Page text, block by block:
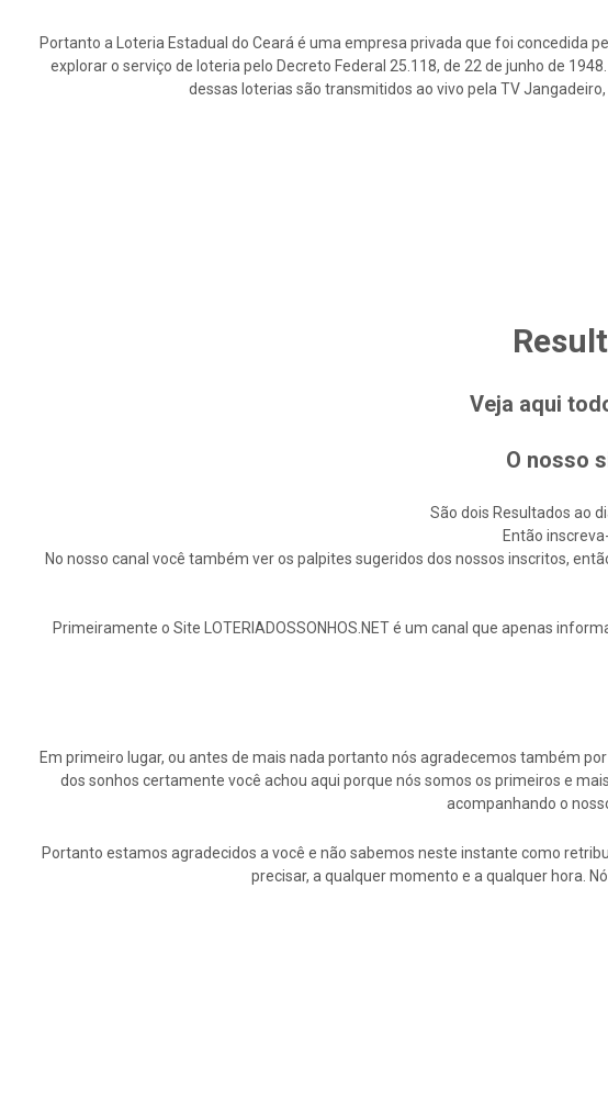
Portanto a Loteria Estadual do Ceará é uma empresa privada que foi concedida
explorar o serviço de loteria pelo Decreto Federal 25.118, de 22 de junho de
dessas loterias são transmitidos ao vivo pela TV
Veja aqui
O nosso
São dois Resultados ao
Então
No nosso canal você também ver os palpites sugeridos dos nossos inscritos,
Primeiramente o Site LOTERIADOSSONHOS.NET é um canal que apenas
Em primeiro lugar, ou antes de mais nada portanto nós agradecemos também
dos sonhos certamente você achou aqui porque nós somos os primeiros e
acompanhando o
Portanto estamos agradecidos a você e não sabemos neste instante como
precisar, a qualquer momento e a qualquer hora.